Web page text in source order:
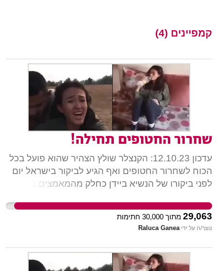
קמפיינים (4)
שחרור החטופים תחילה!
עדכון 12.10.23: הקנצלר שולץ הצהיר שהוא פועל בכל
הכוח לשחרור החטופים ואף הגיע לביקור בישראל יום
לפני ביקורו של הנשיא ביידן כחלק מהמאמצים בנושא.
אנחנו מכוונים את מאמצינו לטובת מסדרון הומינטרי .
הלב נשבר אל מול המראות והקולות מהדרום. הגרון
העדיפויות שלנו חייב להיות ברור: לעשות הכל כדי
29,063 מתוך 30,000 חתימות
נוצר/ה על ידי Raluca Ganea